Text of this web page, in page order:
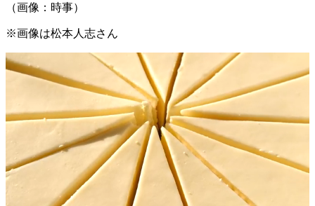
（画像：時事）
※画像は松本人志さん